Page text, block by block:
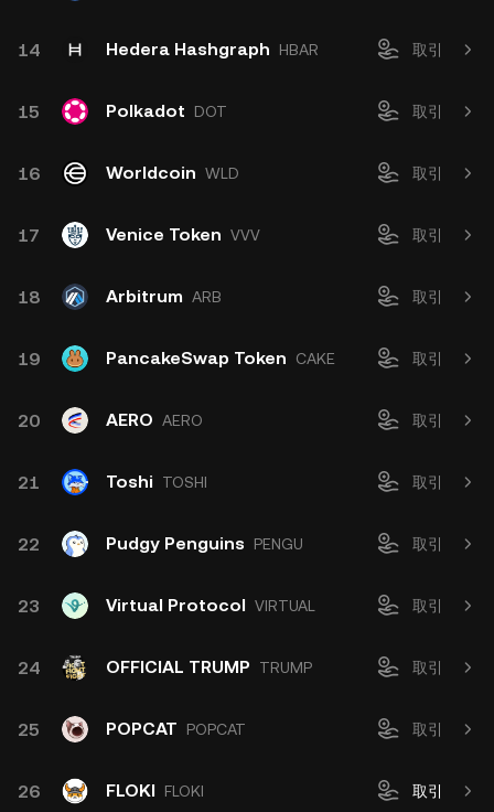
14 Hedera Hashgraph HBAR 取引
15 Polkadot DOT 取引
16 Worldcoin WLD 取引
17 Venice Token VVV 取引
18 Arbitrum ARB 取引
19 PancakeSwap Token CAKE 取引
20 AERO AERO 取引
21 Toshi TOSHI 取引
22 Pudgy Penguins PENGU 取引
23 Virtual Protocol VIRTUAL 取引
24 OFFICIAL TRUMP TRUMP 取引
25 POPCAT POPCAT 取引
26 FLOKI FLOKI 取引